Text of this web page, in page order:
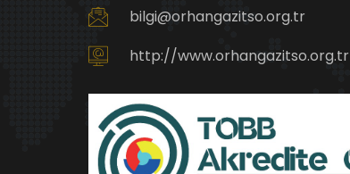
bilgi@orhangazitso.org.tr
http://www.orhangazitso.org.tr